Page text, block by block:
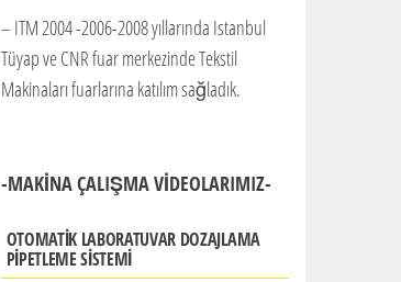
– ITM 2004 -2006-2008 yıllarında Istanbul
Tüyap ve CNR fuar merkezinde Tekstil
Makinaları fuarlarına katılım sağladık.
-MAKİNA ÇALIŞMA VİDEOLARIMIZ-
OTOMATIK LABORATUVAR DOZAJLAMA
PIPETLEME SISTEMI